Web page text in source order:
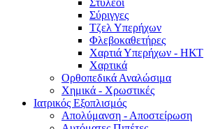
Στυλεοί
Σύριγγες
Τζελ Υπερήχων
Φλεβοκαθετήρες
Χαρτιά Υπερήχων - ΗΚΤ
Χαρτικά
Ορθοπεδικά Αναλώσιμα
Χημικά - Χρωστικές
Ιατρικός Εξοπλισμός
Απολύμανση - Αποστείρωση